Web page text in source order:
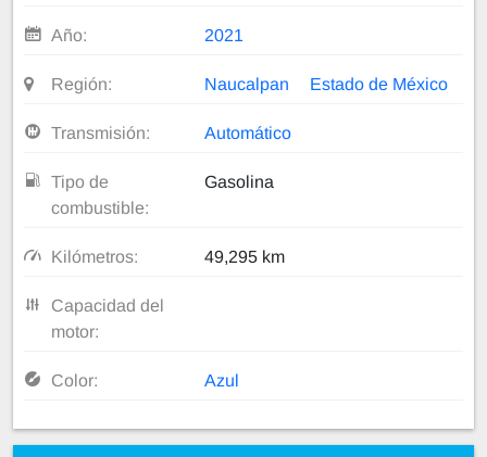
Año: 2021
Región: Naucalpan Estado de México
Transmisión: Automático
Tipo de
combustible:
Gasolina
Kilómetros: 49,295 km
Capacidad del
motor:
Color: Azul